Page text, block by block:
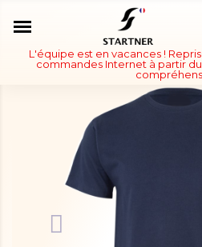
L'équipe est en vacances !
commandes Internet à partir